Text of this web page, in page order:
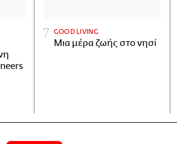
GOOD LIVING
Μια μέρα ζωής στο νησί